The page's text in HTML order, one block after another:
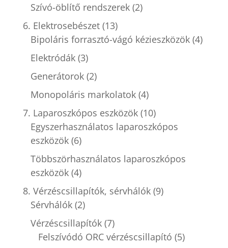
Szívó-öblítő rendszerek (2)
6. Elektrosebészet (13)
Bipoláris forrasztó-vágó kézieszközök (4)
Elektródák (3)
Generátorok (2)
Monopoláris markolatok (4)
7. Laparoszkópos eszközök (10)
Egyszerhasználatos laparoszkópos
eszközök (6)
Többszörhasználatos laparoszkópos
eszközök (4)
8. Vérzéscsillapítók, sérvhálók (9)
Sérvhálók (2)
Vérzéscsillapítók (7)
Felszívódó ORC vérzéscsillapító (5)